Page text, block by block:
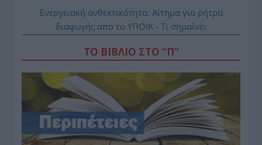
Ενεργειακή ανθεκτικότητα: Αίτημα για ρήτρα
διαφυγής απο το ΥΠΟΙΚ - Τι σημαίνει
ΤΟ ΒΙΒΛΙΟ ΣΤΟ “Π”